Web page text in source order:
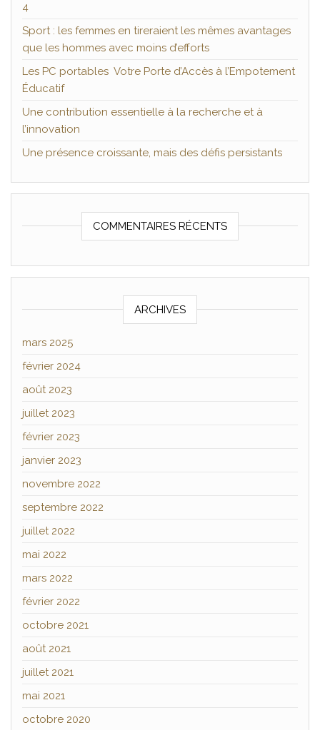
4
Sport : les femmes en tireraient les mêmes avantages
que les hommes avec moins d’efforts
Les PC portables Votre Porte d’Accès à l’Empotement
Éducatif
Une contribution essentielle à la recherche et à
l’innovation
Une présence croissante, mais des défis persistants
COMMENTAIRES RÉCENTS
ARCHIVES
mars 2025
février 2024
août 2023
juillet 2023
février 2023
janvier 2023
novembre 2022
septembre 2022
juillet 2022
mai 2022
mars 2022
février 2022
octobre 2021
août 2021
juillet 2021
mai 2021
octobre 2020